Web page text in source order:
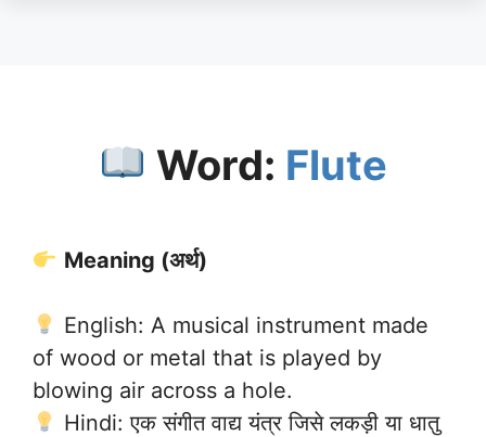
Word: Flute
Meaning (अर्थ)
English: A musical instrument made
of wood or metal that is played by
blowing air across a hole.
Hindi: एक संगीत वाद्य यंत्र जिसे लकड़ी या धातु